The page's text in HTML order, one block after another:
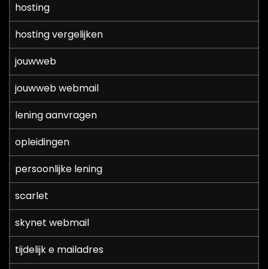
hosting
hosting vergelijken
jouwweb
jouwweb webmail
lening aanvragen
opleidingen
persoonlijke lening
scarlet
skynet webmail
tijdelijk e mailadres